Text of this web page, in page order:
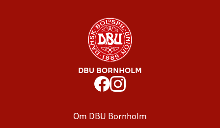
DBU BORNHOLM
Om DBU Bornholm